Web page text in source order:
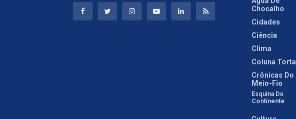
Chocalho
Cidades
Ciência
Clima
Coluna Torta
Crônicas Do
Meio-Fio
Esquina Do
Continente